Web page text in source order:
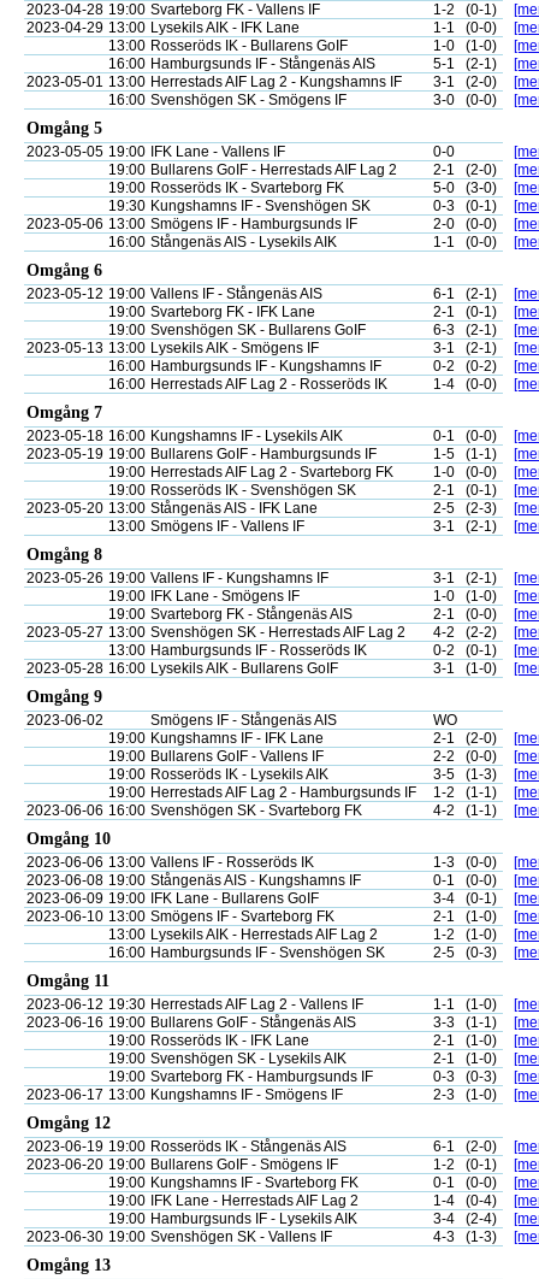
2023-04-28 19:00 Svarteborg FK - Vallens IF 1-2 (0-1)
2023-04-29 13:00 Lysekils AIK - IFK Lane 1-1 (0-0)
13:00 Rosseröds IK - Bullarens GoIF 1-0 (1-0)
16:00 Hamburgsunds IF - Stångenäs AIS 5-1 (2-1)
2023-05-01 13:00 Herrestads AIF Lag 2 - Kungshamns IF 3-1 (2-0)
16:00 Svenshögen SK - Smögens IF 3-0 (0-0)
Omgång 5
2023-05-05 19:00 IFK Lane - Vallens IF 0-0
19:00 Bullarens GoIF - Herrestads AIF Lag 2 2-1 (2-0)
19:00 Rosseröds IK - Svarteborg FK 5-0 (3-0)
19:30 Kungshamns IF - Svenshögen SK 0-3 (0-1)
2023-05-06 13:00 Smögens IF - Hamburgsunds IF 2-0 (0-0)
16:00 Stångenäs AIS - Lysekils AIK 1-1 (0-0)
Omgång 6
2023-05-12 19:00 Vallens IF - Stångenäs AIS 6-1 (2-1)
19:00 Svarteborg FK - IFK Lane 2-1 (0-1)
19:00 Svenshögen SK - Bullarens GoIF 6-3 (2-1)
2023-05-13 13:00 Lysekils AIK - Smögens IF 3-1 (2-1)
16:00 Hamburgsunds IF - Kungshamns IF 0-2 (0-2)
16:00 Herrestads AIF Lag 2 - Rosseröds IK 1-4 (0-0)
Omgång 7
2023-05-18 16:00 Kungshamns IF - Lysekils AIK 0-1 (0-0)
2023-05-19 19:00 Bullarens GoIF - Hamburgsunds IF 1-5 (1-1)
19:00 Herrestads AIF Lag 2 - Svarteborg FK 1-0 (0-0)
19:00 Rosseröds IK - Svenshögen SK 2-1 (0-1)
2023-05-20 13:00 Stångenäs AIS - IFK Lane 2-5 (2-3)
13:00 Smögens IF - Vallens IF 3-1 (2-1)
Omgång 8
2023-05-26 19:00 Vallens IF - Kungshamns IF 3-1 (2-1)
19:00
IFK Lane - Smögens IF 1-0 (1-0)
19:00 Svarteborg FK - Stångenäs AIS 2-1 (0-0)
2023-05-27 13:00 Svenshögen SK - Herrestads AIF Lag 2 4-2 (2-2)
13:00 Hamburgsunds IF - Rosseröds IK 0-2 (0-1)
2023-05-28 16:00 Lysekils AIK - Bullarens GoIF 3-1 (1-0)
Omgång 9
2023-06-02 Smögens IF - Stångenäs AIS
WO
19:00 Kungshamns IF - IFK Lane 2-1 (2-0)
19:00 Bullarens GoIF - Vallens IF 2-2 (0-0)
19:00 Rosseröds IK - Lysekils AIK 3-5 (1-3)
19:00 Herrestads AIF Lag 2 - Hamburgsunds IF 1-2 (1-1)
2023-06-06 16:00 Svenshögen SK - Svarteborg FK 4-2 (1-1)
Omgång 10
2023-06-06 13:00 Vallens IF - Rosseröds IK 1-3 (0-0)
2023-06-08 19:00 Stångenäs AIS - Kungshamns IF 0-1 (0-0)
2023-06-09 19:00 IFK Lane - Bullarens GoIF 3-4 (0-1)
2023-06-10 13:00 Smögens IF - Svarteborg FK 2-1 (1-0)
13:00 Lysekils AIK - Herrestads AIF Lag 2 1-2 (1-0)
16:00 Hamburgsunds IF - Svenshögen SK 2-5 (0-3)
Omgång 11
2023-06-12 19:30 Herrestads AIF Lag 2 - Vallens IF 1-1 (1-0)
2023-06-16 19:00 Bullarens GoIF - Stångenäs AIS 3-3 (1-1)
19:00 Rosseröds IK - IFK Lane 2-1 (1-0)
19:00 Svenshögen SK - Lysekils AIK 2-1 (1-0)
19:00 Svarteborg FK - Hamburgsunds IF 0-3 (0-3)
2023-06-17 13:00 Kungshamns IF - Smögens IF 2-3 (1-0)
Omgång 12
2023-06-19 19:00 Rosseröds IK - Stångenäs AIS 6-1 (2-0)
2023-06-20 19:00 Bullarens GoIF - Smögens IF 1-2 (0-1)
19:00 Kungshamns IF - Svarteborg FK 0-1 (0-0)
19:00
IFK Lane - Herrestads AIF Lag 2 1-4 (0-4)
19:00 Hamburgsunds IF - Lysekils AIK 3-4 (2-4)
2023-06-30 19:00 Svenshögen SK - Vallens IF 4-3 (1-3)
Omgång 13